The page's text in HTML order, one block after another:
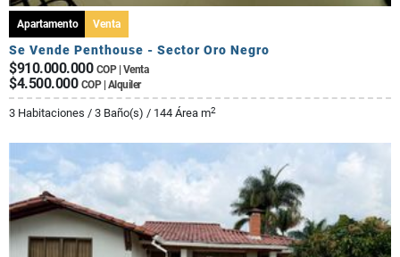
Apartamento Venta
Se Vende Penthouse - Sector Oro Negro
$910.000.000 COP | Venta
$4.500.000 COP | Alquiler
3 Habitaciones / 3 Baño(s) / 144 Área m2